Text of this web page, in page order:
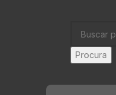
Procura